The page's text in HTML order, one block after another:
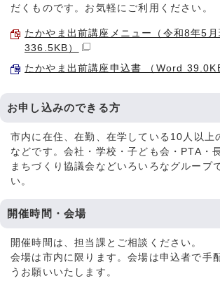
だくものです。お気軽にご利用ください。
たかやま出前講座メニュー（令和8年5
336.5KB）
たかやま出前講座申込書 （Word
お申し込みのできる方
市内に在住、在勤、在学している10人以上
などです。会社・学校・子ども会・PTA・
まちづくり協議会などいろいろなグループ
い。
開催時間・会場
開催時間は、担当課とご相談ください。
会場は市内に限ります。会場は申込者で手
うお願いいたします。